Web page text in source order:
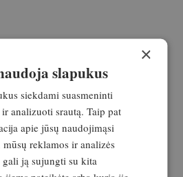
×
slapukus
siekdami suasmeninti
analizuoti srautą. Taip pat
apie jūsų naudojimąsi
mūsų reklamos ir analizės
ją sujungti su kita